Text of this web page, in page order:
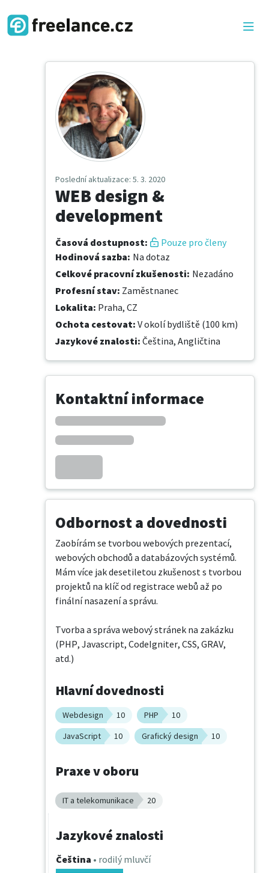
Poslední aktualizace: 5. 3. 2020
WEB design &
development
Časová dostupnost:
Pouze pro členy
Hodinová sazba: Na dotaz
Celkové pracovní zkušenosti: Nezadáno
Profesní stav: Zaměstnanec
Lokalita: Praha, CZ
Ochota cestovat: V okolí bydliště (100 km)
Jazykové znalosti: Čeština, Angličtina
Kontaktní informace
Odbornost a dovednosti
Zaobírám se tvorbou webových prezentací,
webových obchodů a databázových systémů.
Mám více jak desetiletou zkušenost s tvorbou
projektů na klíč od registrace webů až po
finální nasazení a správu.
Tvorba a správa webový stránek na zakázku
(PHP, Javascript, CodeIgniter, CSS, GRAV,
atd.)
Hlavní dovednosti
Webdesign 10 PHP
10
JavaScript
10 Grafický design 10
Praxe v oboru
IT a telekomunikace 20
Jazykové znalosti
Čeština • rodilý mluvčí